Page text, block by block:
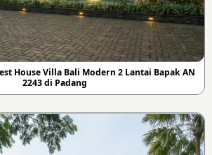
House Villa Bali Modern 2 Lantai Bapak AN
2243 di Padang